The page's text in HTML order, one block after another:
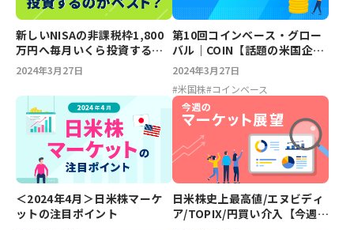
新しいNISAの非課税枠1,800
万円へ毎月いくら投資するの
がベスト？シミュレーション
してみる
2024年3月27日
第10回コインベース・グロー
バル｜COIN【話題の米国企業
を深堀り】
2024年3月27日
#米国株#コインベース
＜2024年4月＞日米株マーケ
ットの注目ポイント
日米株史上最高値/エヌビディ
ア/TOPIX/円買い介入【今週の